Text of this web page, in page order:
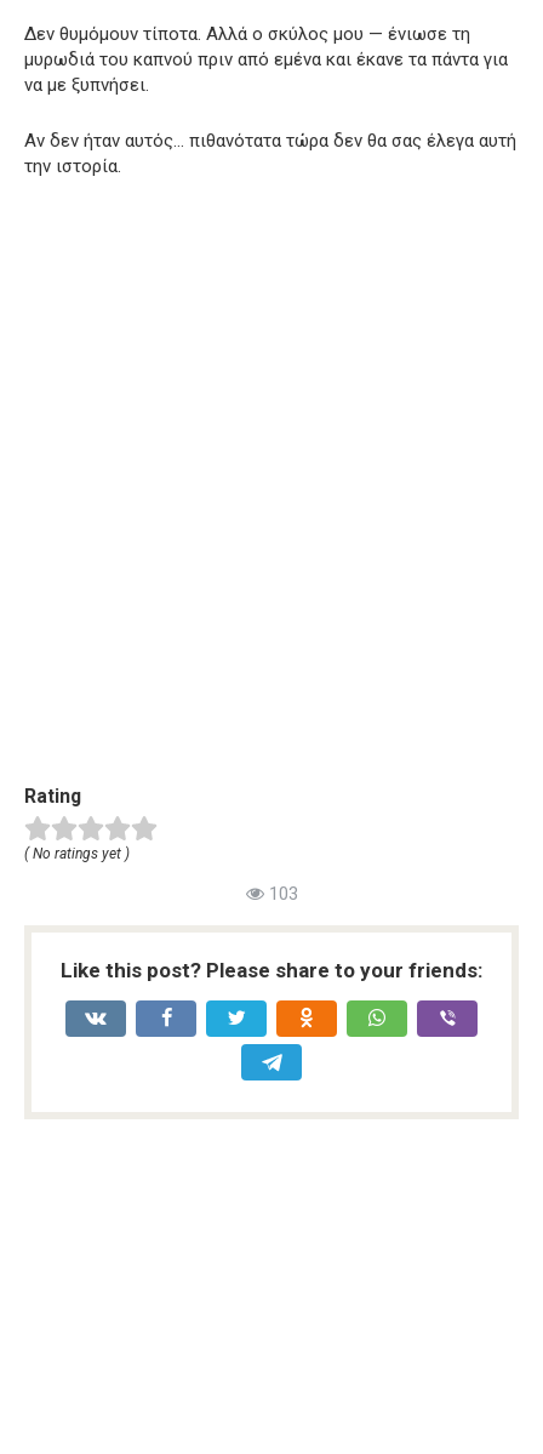
Δεν θυμόμουν τίποτα. Αλλά ο σκύλος μου — ένιωσε τη
μυρωδιά του καπνού πριν από εμένα και έκανε τα πάντα για
να με ξυπνήσει.
Αν δεν ήταν αυτός… πιθανότατα τώρα δεν θα σας έλεγα αυτή
την ιστορία.
Rating
( No ratings yet )
103
Like this post? Please share to your friends: